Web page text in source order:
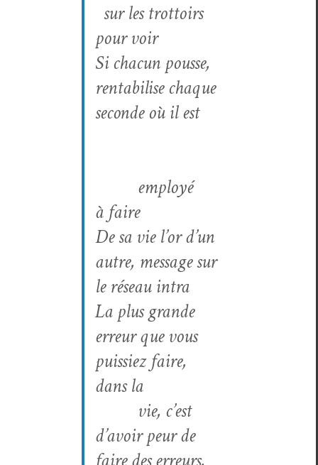
sur les trot­toirs
pour voir
Si cha­cun pousse,
rentabilise chaque
sec­onde où il est
employé
à faire
De sa vie l’or d’un
autre, mes­sage sur
le réseau intra
La plus grande
erreur que vous
puissiez faire,
dans la
vie, c’est
d’avoir peur de